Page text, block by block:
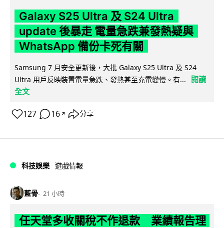
Galaxy S25 Ultra 及 S24 Ultra
update 後暴走 電量急跌兼發熱疑與
WhatsApp 備份卡死有關
Samsung 7 月安全更新後，大批 Galaxy S25 Ultra 及 S24
Ultra 用戶反映裝置電量急跌、發熱甚至充電變慢。有...
閱讀
全文
127 16 ↗ 分享
科技娛樂 遊戲情報
藍骨 21 小時
任天堂多收關稅不作退款 業績報告理